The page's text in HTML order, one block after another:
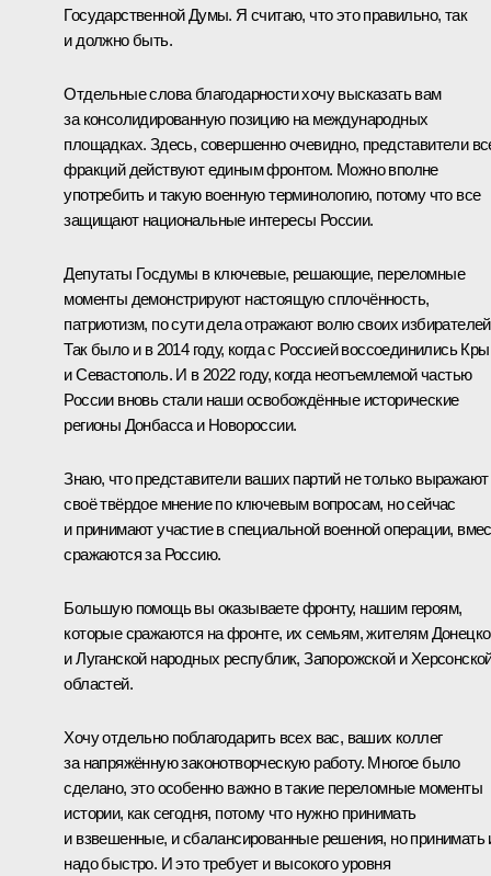
Государственной Думы. Я считаю, что это правильно, так
и должно быть.
Отдельные слова благодарности хочу высказать вам
за консолидированную позицию на международных
площадках. Здесь, совершенно очевидно, представители
фракций действуют единым фронтом. Можно вполне
употребить и такую военную терминологию, потому что все
защищают национальные интересы России.
Депутаты Госдумы в ключевые, решающие, переломные
моменты демонстрируют настоящую сплочённость,
патриотизм, по сути дела отражают волю своих
Так было и в 2014 году, когда с Россией воссоединились
и Севастополь. И в 2022 году, когда неотъемлемой частью
России вновь стали наши освобождённые исторические
регионы Донбасса и Новороссии.
Знаю, что представители ваших партий не только выражают
своё твёрдое мнение по ключевым вопросам, но сейчас
и принимают участие в специальной военной операции,
сражаются за Россию.
Большую помощь вы оказываете фронту, нашим героям,
которые сражаются на фронте, их семьям, жителям
и Луганской народных республик, Запорожской и
областей.
Хочу отдельно поблагодарить всех вас, ваших коллег
за напряжённую законотворческую работу. Многое было
сделано, это особенно важно в такие переломные моменты
истории, как сегодня, потому что нужно принимать
и взвешенные, и сбалансированные решения, но принимать
надо быстро. И это требует и высокого уровня